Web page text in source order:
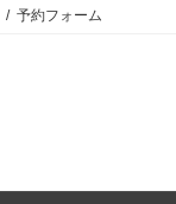
予約フォーム